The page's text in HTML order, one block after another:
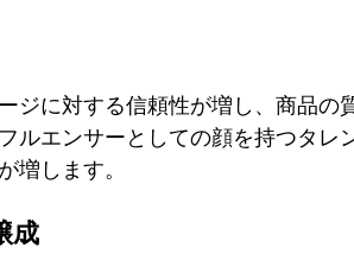
ジに対する信頼性が増し、商品の
ルエンサーとしての顔を持つタレ
増します。
成